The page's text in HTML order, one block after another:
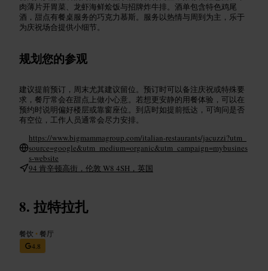
肉薄片开胃菜、龙虾海鲜烩饭与招牌炸牛排。酒单包含特色鸡尾
酒，甜点有餐桌服务的巧克力慕斯。服务以热情与周到为主，乐于
为庆祝场合提供小细节。
规划您的参观
建议提前预订，周末尤其建议留位。预订时可以备注庆祝或特殊要
求，餐厅常会在甜点上做小心意。若想更安静的用餐体验，可以在
预约时说明偏好楼层或靠窗座位。到店时如提前抵达，可询问是否
有空位，工作人员通常会尽力安排。
https://www.bigmammagroup.com/italian-restaurants/jacuzzi?utm_
source=google&utm_medium=organic&utm_campaign=mybusines
s-website
94 肯辛顿高街，伦敦 W8 4SH，英国
拉特拉扎
餐饮 •餐厅
4.8